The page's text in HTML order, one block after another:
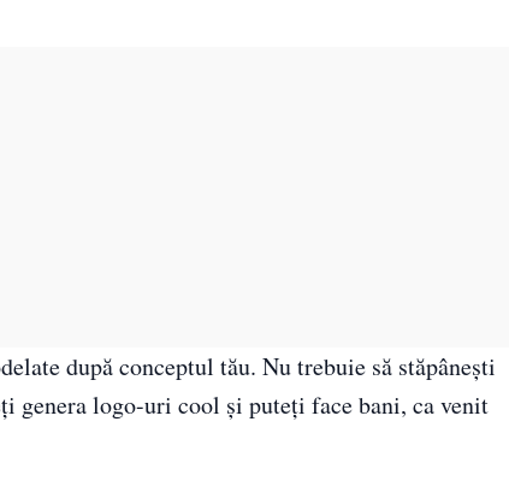
după conceptul tău. Nu trebuie să stăpânești
genera logo-uri cool și puteți face bani, ca venit